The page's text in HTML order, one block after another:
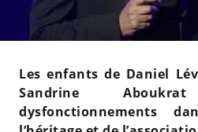
Les enfants de Daniel
Sandrine
dysfonctionnements